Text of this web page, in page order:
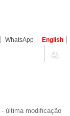
WhatsApp English
- última modificação